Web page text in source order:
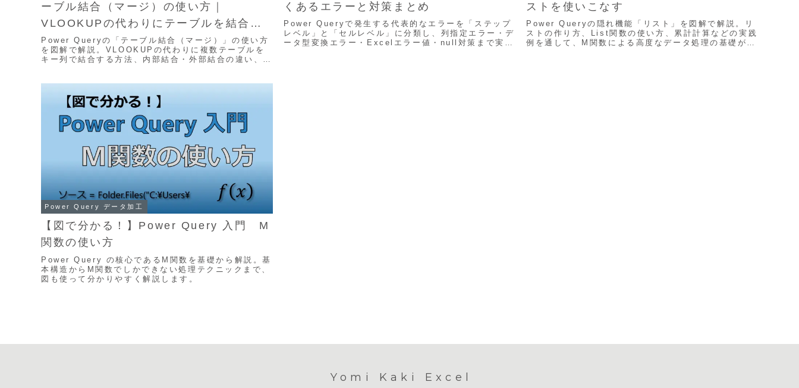
ーブル結合（マージ）の使い方｜
VLOOKUPの代わりにテーブルを結合す
る方法
Power Queryの「テーブル結合（マージ）」の使い方
を図解で解説。VLOOKUPの代わりに複数テーブルを
キー列で結合する方法、内部結合・外部結合の違い、あ
くあるエラーと対策まとめ
Power Queryで発生する代表的なエラーを「ステップ
レベル」と「セルレベル」に分類し、列指定エラー・デ
ータ型変換エラー・Excelエラー値・null対策まで実例
ストを使いこなす
Power Queryの隠れ機能「リスト」を図解で解説。リ
ストの作り方、List関数の使い方、累計計算などの実践
例を通して、M関数による高度なデータ処理の基礎が理
Power Query データ加工
【図で分かる！】Power Query 入門 M
関数の使い方
Power Query の核心であるM関数を基礎から解説。基
本構造からM関数でしかできない処理テクニックまで、
図も使って分かりやすく解説します。
Yomi Kaki Excel